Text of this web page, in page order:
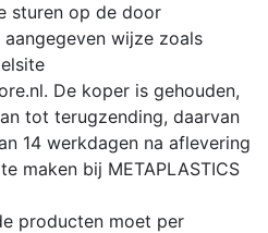
sturen op de door
aangegeven wijze zoals
De koper is gehouden,
tot terugzending, daarvan
14 werkdagen na aflevering
maken bij METAPLASTICS
producten moet per